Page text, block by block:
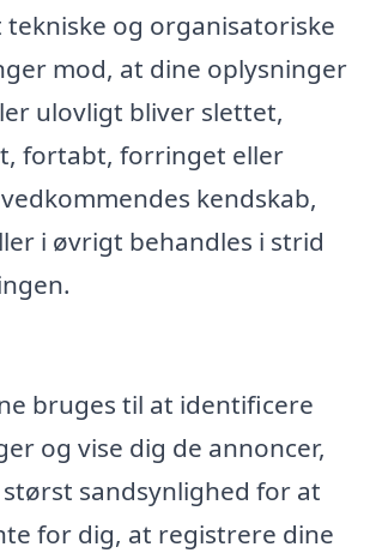
og organisatoriske
mod, at dine oplysninger
ulovligt bliver slettet,
fortabt, forringet eller
kendskab,
i øvrigt behandles i strid
bruges til at identificere
og vise dig de annoncer,
sandsynlighed for at
for dig, at registrere dine